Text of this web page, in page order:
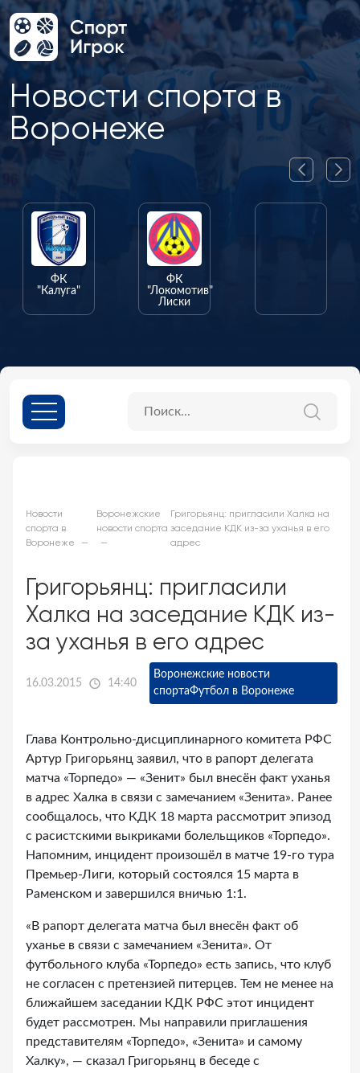
Новости спорта в
Воронеже
ФК
"Калуга"
ФК
"Локомотив"
Лиски
Новости
спорта в
Воронеже
Воронежские
новости спорта
Григорьянц: пригласили Халка на
заседание КДК из-за уханья в его
адрес
Григорьянц: пригласили
Халка на заседание КДК из-
за уханья в его адрес
16.03.2015 14:40
Воронежские новости
спортаФутбол в Воронеже
Глава Контрольно-дисциплинарного комитета РФС
Артур Григорьянц заявил, что в рапорт делегата
матча «Торпедо» — «Зенит» был внесён факт уханья
в адрес Халка в связи с замечанием «Зенита». Ранее
сообщалось, что КДК 18 марта рассмотрит эпизод
с расистскими выкриками болельщиков «Торпедо».
Напомним, инцидент произошёл в матче 19-го тура
Премьер-Лиги, который состоялся 15 марта в
Раменском и завершился вничью 1:1.
«В рапорт делегата матча был внесён факт об
уханье в связи с замечанием «Зенита». От
футбольного клуба «Торпедо» есть запись, что клуб
не согласен с претензией питерцев. Тем не менее на
ближайшем заседании КДК РФС этот инцидент
будет рассмотрен. Мы направили приглашения
представителям «Торпедо», «Зенита» и самому
Халку», — сказал Григорьянц в беседе с